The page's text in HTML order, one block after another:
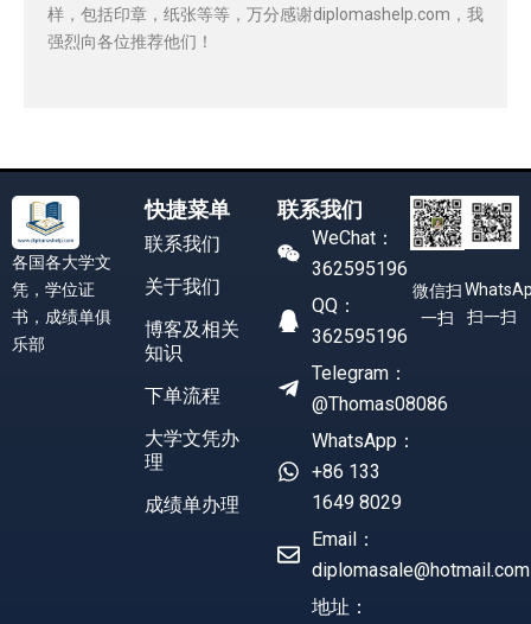
样，包括印章，纸张等等，万分感谢diplomashelp.com，我
强烈向各位推荐他们！
各国各大学文
凭，学位证
书，成绩单俱
乐部
快捷菜单
联系我们
关于我们
博客及相关
知识
下单流程
大学文凭办
理
成绩单办理
联系我们
WeChat：
362595196
QQ：
362595196
Telegram：
@Thomas08086
WhatsApp：
+86 133
1649 8029
Email：
diplomasale@hotmail.com
地址：
微信扫
一扫
扫一扫